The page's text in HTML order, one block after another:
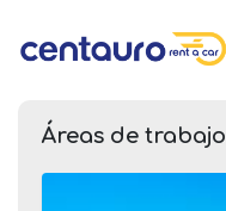
Áreas de trabajo